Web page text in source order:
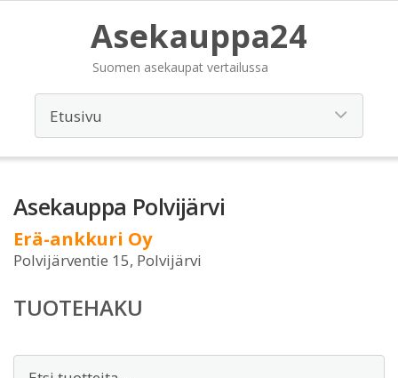
Asekauppa24
Suomen asekaupat vertailussa
Asekauppa Polvijärvi
Erä-ankkuri Oy
Polvijärventie 15, Polvijärvi
TUOTEHAKU